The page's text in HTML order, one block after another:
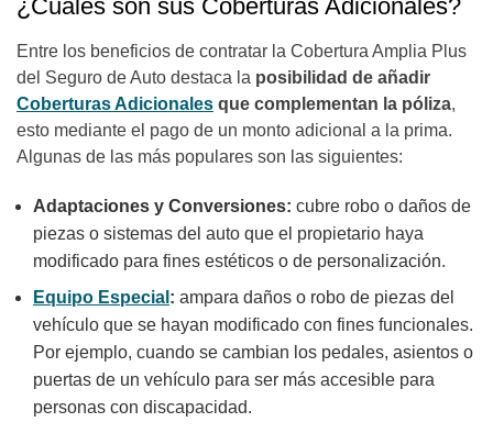
¿Cuáles son sus Coberturas Adicionales?
Entre los beneficios de contratar la Cobertura Amplia Plus
del Seguro de Auto destaca la posibilidad de añadir
Coberturas Adicionales que complementan la póliza,
esto mediante el pago de un monto adicional a la prima.
Algunas de las más populares son las siguientes:
Adaptaciones y Conversiones: cubre robo o daños de
piezas o sistemas del auto que el propietario haya
modificado para fines estéticos o de personalización.
Equipo Especial : ampara daños o robo de piezas del
vehículo que se hayan modificado con fines funcionales.
Por ejemplo, cuando se cambian los pedales, asientos o
puertas de un vehículo para ser más accesible para
personas con discapacidad.